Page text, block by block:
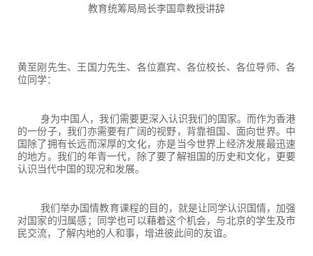
教育统筹局局长李国章教授讲辞
黄至刚先生、王国力先生、各位嘉宾、各位校长、各位导师、各
位同学：
身为中国人，我们需要更深入认识我们的国家。而作为香港
的一份子，我们亦需要有广阔的视野，背靠祖国、面向世界。中
国除了拥有长远而深厚的文化，亦是当今世界上经济发展最迅速
的地方。我们的年青一代，除了要了解祖国的历史和文化，更要
认识当代中国的现况和发展。
我们举办国情教育课程的目的，就是让同学认识国情，加强
对国家的归属感；同学也可以藉着这个机会，与北京的学生及市
民交流，了解内地的人和事，增进彼此间的友谊。